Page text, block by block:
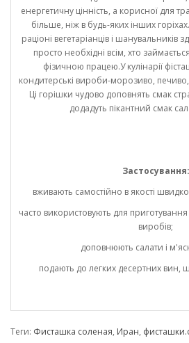
енергетичну цінність, а корисної для
більше, ніж в будь-яких інших
раціоні вегетаріанців і шанувальників
просто необхідні всім, хто
фізичною працею.У кулінарії
кондитерські вироби-морозиво, печиво,
Ці горішки чудово доповнять смак
додадуть пікантний смак
Застосування:
вживають самостійно в якості
часто використовують для приготування
виробів;
доповнюють салати і
подають до легких десертних вин,
Теги: Фисташка соленая, Иран,